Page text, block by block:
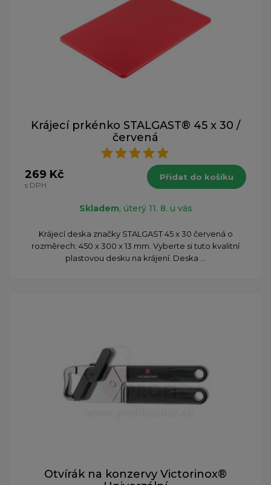
Krájecí prkénko STALGAST® 45 x 30 /
červená
269 Kč
s DPH
Přidat do košíku
Skladem, úterý 11. 8. u vás
Krájecí deska značky STALGAST 45 x 30 červená o
rozměrech: 450 x 300 x 13 mm. Vyberte si tuto kvalitní
plastovou desku na krájení. Deska ...
Otvírák na konzervy Victorinox®